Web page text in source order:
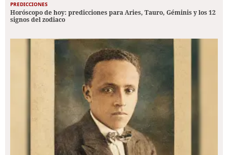
PREDICCIONES
Horóscopo de hoy: predicciones para Aries, Tauro, Géminis y los 12
signos del zodiaco